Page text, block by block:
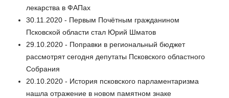
лекарства в ФАПах
30.11.2020 - Первым Почётным гражданином
Псковской области стал Юрий Шматов
29.10.2020 - Поправки в региональный бюджет
рассмотрят сегодня депутаты Псковского областного
Собрания
20.10.2020 - История псковского парламентаризма
нашла отражение в новом памятном знаке